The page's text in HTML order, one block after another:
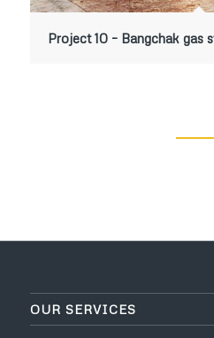
Project 10 – Bangchak gas
OUR SERVICES